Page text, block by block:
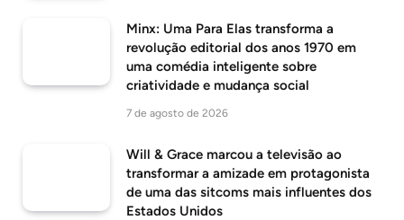
Minx: Uma Para Elas transforma a
revolução editorial dos anos 1970 em
uma comédia inteligente sobre
criatividade e mudança social
7 de agosto de 2026
Will & Grace marcou a televisão ao
transformar a amizade em protagonista
de uma das sitcoms mais influentes dos
Estados Unidos